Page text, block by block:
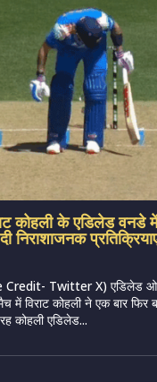
कोहली के एडिलेड
निराशाजनक
Twitter X) एडिलेड
में विराट कोहली ने एक बार फिर
कोहली एडिलेड...